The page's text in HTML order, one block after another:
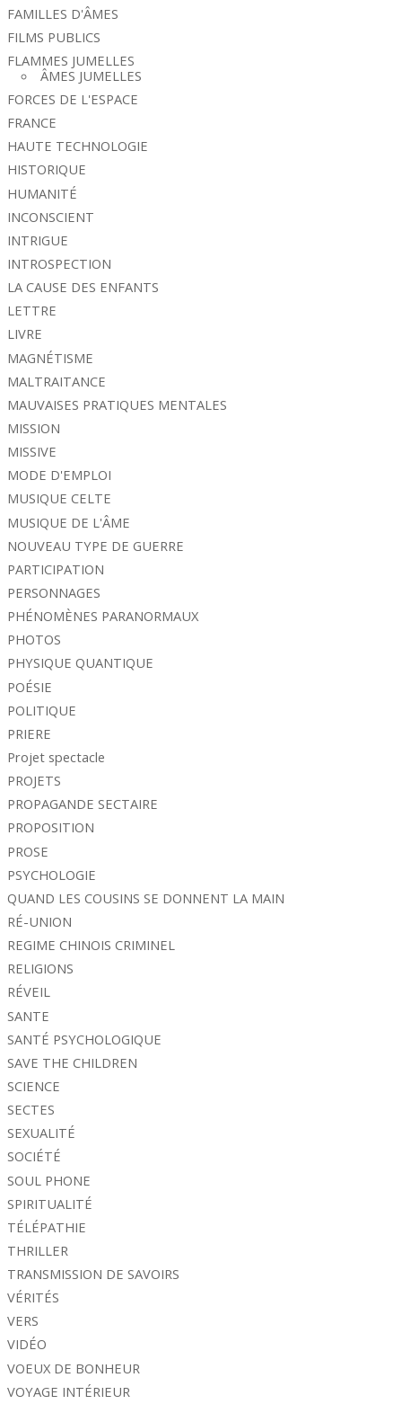
FAMILLES D'ÂMES
FILMS PUBLICS
FLAMMES JUMELLES
ÂMES JUMELLES
FORCES DE L'ESPACE
FRANCE
HAUTE TECHNOLOGIE
HISTORIQUE
HUMANITÉ
INCONSCIENT
INTRIGUE
INTROSPECTION
LA CAUSE DES ENFANTS
LETTRE
LIVRE
MAGNÉTISME
MALTRAITANCE
MAUVAISES PRATIQUES MENTALES
MISSION
MISSIVE
MODE D'EMPLOI
MUSIQUE CELTE
MUSIQUE DE L'ÂME
NOUVEAU TYPE DE GUERRE
PARTICIPATION
PERSONNAGES
PHÉNOMÈNES PARANORMAUX
PHOTOS
PHYSIQUE QUANTIQUE
POÉSIE
POLITIQUE
PRIERE
Projet spectacle
PROJETS
PROPAGANDE SECTAIRE
PROPOSITION
PROSE
PSYCHOLOGIE
QUAND LES COUSINS SE DONNENT LA MAIN
RÉ-UNION
REGIME CHINOIS CRIMINEL
RELIGIONS
RÉVEIL
SANTE
SANTÉ PSYCHOLOGIQUE
SAVE THE CHILDREN
SCIENCE
SECTES
SEXUALITÉ
SOCIÉTÉ
SOUL PHONE
SPIRITUALITÉ
TÉLÉPATHIE
THRILLER
TRANSMISSION DE SAVOIRS
VÉRITÉS
VERS
VIDÉO
VOEUX DE BONHEUR
VOYAGE INTÉRIEUR